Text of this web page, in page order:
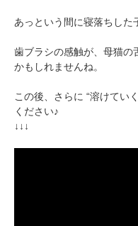
あっという間に寝落ちした
歯ブラシの感触が、母猫の
かもしれませんね。
この後、さらに “溶けてい
ください♪
↓↓↓
アプ